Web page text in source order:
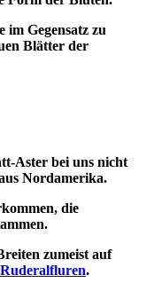
im Gegensatz zu
Blätter der
Aster bei uns nicht
Nordamerika.
die
zumeist auf
Ruderalfluren.